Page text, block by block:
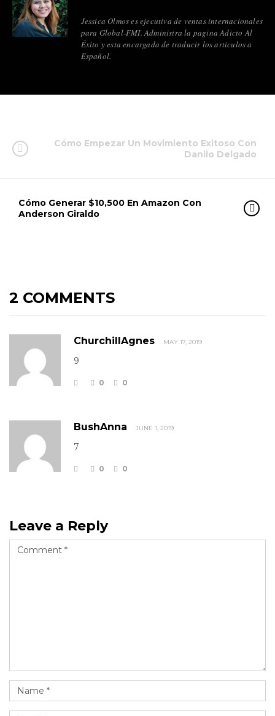
Jessica Olmos es ejecutiva de ventas internacionales
para Global-FMI. Administra la pagina Adicto Al
Éxito y esta encargada de traducir los artículos a
Español.
Cómo Empezar Un Movimiento Exitoso Con
Danilo Delgado
Cómo Generar $10,500 En Amazon Con
Anderson Giraldo
2 COMMENTS
ChurchillAgnes MAY 17, 2019
9
0 0
BushAnna JUNE 1, 2019
7
0 0
Leave a Reply